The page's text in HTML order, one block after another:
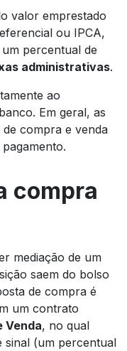
valor emprestado
ou IPCA,
percentual de
administrativas.
ao
Em geral, as
compra e venda
compra
mediação de um
saem do bolso
de compra é
um contrato
Venda, no qual
sinal (um percentual